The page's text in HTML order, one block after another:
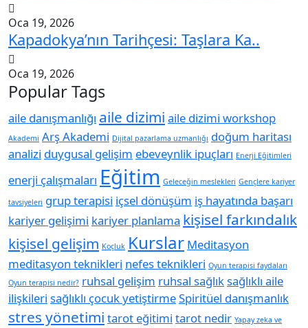
Oca 19, 2026
Kapadokya’nın Tarihçesi: Taşlara Ka..
Oca 19, 2026
Popular Tags
aile danışmanlığı aile dizimi aile dizimi workshop
Akademi Arş Akademi Dijital pazarlama uzmanlığı doğum haritası
analizi duygusal gelişim ebeveynlik ipuçları Enerji Eğitimleri
enerji çalışmaları Eğitim Geleceğin meslekleri Gençlere kariyer
tavsiyeleri grup terapisi içsel dönüşüm iş hayatında başarı
kariyer gelişimi kariyer planlama kişisel farkındalık
kişisel gelişim Koçluk Kurslar Meditasyon
meditasyon teknikleri nefes teknikleri Oyun terapisi faydaları
Oyun terapisi nedir? ruhsal gelişim ruhsal sağlıksağlıklı aile
ilişkileri sağlıklı çocuk yetiştirmeSpiritüel danışmanlık
stres yönetimi tarot eğitimi tarot nedir Yapay zeka ve